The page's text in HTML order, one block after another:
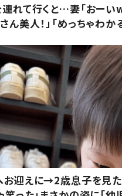
れて行くと…妻「おーい
ん美人！」「めっちゃわか
お迎えに→2歳息子を見